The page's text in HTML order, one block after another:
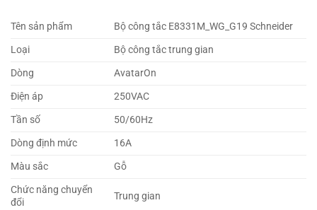
Tên sản phẩm
Bộ công tắc E8331M_WG_G19 Schneider
Loại
Bộ công tắc trung gian
Dòng
AvatarOn
Điện áp
250VAC
Tần số
50/60Hz
Dòng định mức
16A
Màu sắc
Gỗ
Chức năng chuyển
đổi
Trung gian